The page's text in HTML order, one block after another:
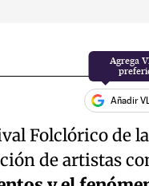
Añadir
Folclórico de
de artistas